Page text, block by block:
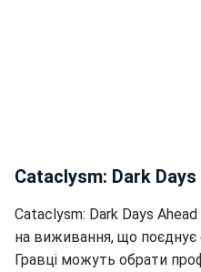
Cataclysm: Dark Days
Cataclysm: Dark Days
на виживання, що поєднує
Гравці можуть обрати